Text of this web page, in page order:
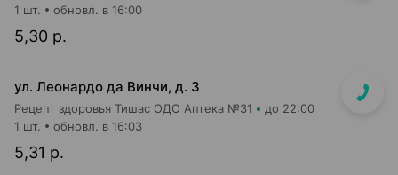
5,30 р.
1 шт. обновл. в 16:00
ул. Леонардо да Винчи, д. 3
Рецепт здоровья Тишас ОДО Аптека №31 до 22:00
5,31 р.
1 шт. обновл. в 16:03